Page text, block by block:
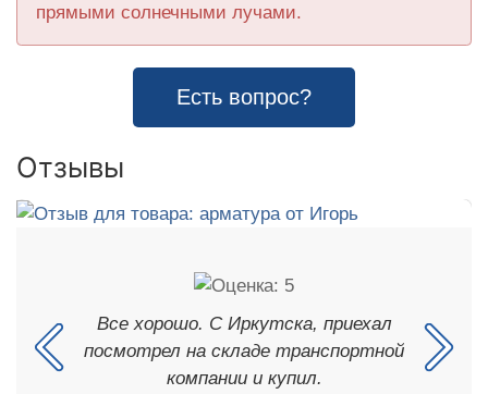
прямыми солнечными лучами.
Есть вопрос?
Отзывы
Все хорошо. С Иркутска, приехал
посмотрел на складе транспортной
компании и купил.